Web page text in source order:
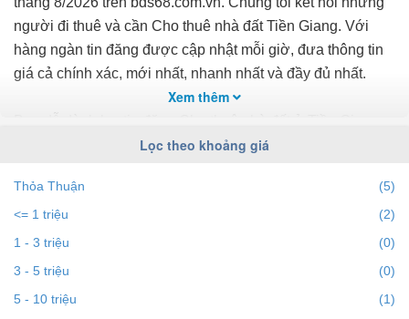
người đi thuê và cần Cho thuê nhà đất Tiền Giang. Với
hàng ngàn tin đăng được cập nhật mỗi giờ, đưa thông tin
giá cả chính xác, mới nhất, nhanh nhất và đầy đủ nhất.
theo địa điểm, giá, diện tích, số phòng ngủ và hướng để
những batdongsan liền kề cùng mức giá giúp bạn dễ dàng
tìm ra chính chủ của BĐS.
Để việc
Nếu bạn có bất động sản muốn cho thuê, bạn có thể
đăng
Xem thêm
Lọc theo khoảng giá
Thỏa Thuận
(5)
<= 1 triệu
(2)
1 - 3 triệu
(0)
3 - 5 triệu
(0)
5 - 10 triệu
(1)